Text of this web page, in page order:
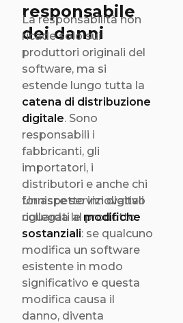
responsabile
dei danni
La responsabilità non
ricade solo sui
produttori originali del
software, ma si
estende lungo tutta la
catena di distribuzione
digitale. Sono
responsabili i
fabbricanti, gli
importatori, i
distributori e anche chi
fornisce servizi digitali
collegati al prodotto.
Un aspetto innovativo
riguarda le modifiche
sostanziali: se qualcuno
modifica un software
esistente in modo
significativo e questa
modifica causa il
danno, diventa